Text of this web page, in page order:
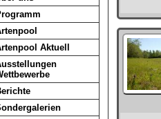
Aktuell